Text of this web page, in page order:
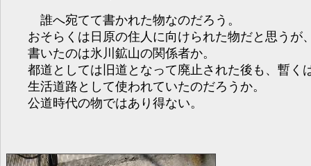
誰へ宛てて書かれた物なのだろう。
おそらくは日原の住人に向けられた物だと思うが
書いたのは氷川鉱山の関係者か。
都道としては旧道となって廃止された後も、暫く
生活道路として使われていたのだろうか。
公道時代の物ではあり得ない。